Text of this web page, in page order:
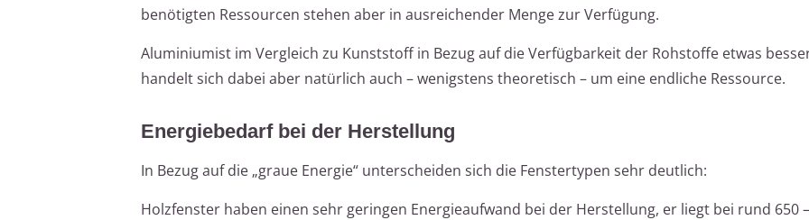
benötigten Ressourcen stehen aber in ausreichender Menge zur Verfügung.
Aluminiumist im Vergleich zu Kunststoff in Bezug auf die Verfügbarkeit der Rohstoffe etwas
handelt sich dabei aber natürlich auch – wenigstens theoretisch – um eine endliche Ressource.
Energiebedarf bei der Herstellung
In Bezug auf die „graue Energie“ unterscheiden sich die Fenstertypen sehr deutlich:
Holzfenster haben einen sehr geringen Energieaufwand bei der Herstellung, er liegt bei rund 650 –